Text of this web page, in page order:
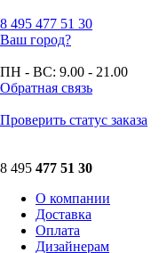
8 495 477 51 30
Ваш город?
ПН - ВС: 9.00 - 21.00
Обратная связь
Проверить статус заказа
8 495 477 51 30
О компании
Доставка
Оплата
Дизайнерам